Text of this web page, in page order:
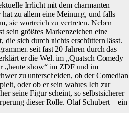
Irrlicht mit dem charmanten
hat zu allem eine Meinung, und falls
sie wortreich zu vertreten. Neben
sein größtes Markenzeichen eine
die sich durch nichts erschüttern lässt.
seit fast 20 Jahren durch das
er die Welt im „Quatsch Comedy
„heute-show“ im ZDF und im
zu unterscheiden, ob der Comedian
oder ob er sein wahres Ich zur
seine Figur scheint, so selbstsicherer
dieser Rolle. Olaf Schubert – ein